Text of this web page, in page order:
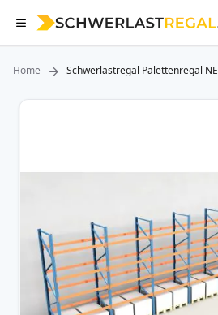
Home
Schwerlastregal Palettenregal
Zum